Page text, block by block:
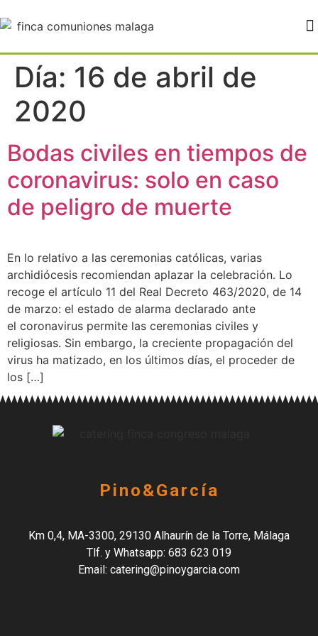
Día: 16 de abril de
2020
Bodas civiles en tiempos de
coronavirus: solo en caso
de peligro de muerte
En lo relativo a las ceremonias católicas, varias
archidiócesis recomiendan aplazar la celebración. Lo
recoge el artículo 11 del Real Decreto 463/2020, de 14
de marzo: el estado de alarma declarado ante
el coronavirus permite las ceremonias civiles y
religiosas. Sin embargo, la creciente propagación del
virus ha matizado, en los últimos días, el proceder de
los […]
Pino&García
Km 0,4, MA-3300, 29130 Alhaurín de la Torre, Málaga
Tlf. y Whatsapp: 683 623 019
Email: catering@pinoygarcia.com